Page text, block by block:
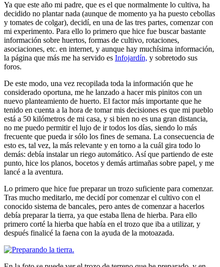
Ya que este año mi padre, que es el que normalmente lo cultiva, ha
decidido no plantar nada (aunque de momento ya ha puesto cebollas
y tomates de colgar), decidí, en una de las tres partes, comenzar con
mi experimento. Para ello lo primero que hice fue buscar bastante
información sobre huertos, formas de cultivo, rotaciones,
asociaciones, etc. en internet, y aunque hay muchísima información,
la página que más me ha servido es Infojardín, y sobretodo sus
foros.
De este modo, una vez recopilada toda la información que he
considerado oportuna, me he lanzado a hacer mis pinitos con un
nuevo planteamiento de huerto. El factor más importante que he
tenido en cuenta a la hora de tomar mis decisiones es que mi pueblo
está a 50 kilómetros de mi casa, y si bien no es una gran distancia,
no me puedo permitir el lujo de ir todos los días, siendo lo más
frecuente que pueda ir sólo los fines de semana. La consecuencia de
esto es, tal vez, la más relevante y en torno a la cuál gira todo lo
demás: debía instalar un riego automático. Así que partiendo de este
punto, hice los planos, bocetos y demás artimañas sobre papel, y me
lancé a la aventura.
Lo primero que hice fue preparar un trozo suficiente para comenzar.
Tras mucho meditarlo, me decidí por comenzar el cultivo con el
conocido sistema de bancales, pero antes de comenzar a hacerlos
debía preparar la tierra, ya que estaba llena de hierba. Para ello
primero corté la hierba que había en el trozo que iba a utilizar, y
después finalicé la faena con la ayuda de la motoazada.